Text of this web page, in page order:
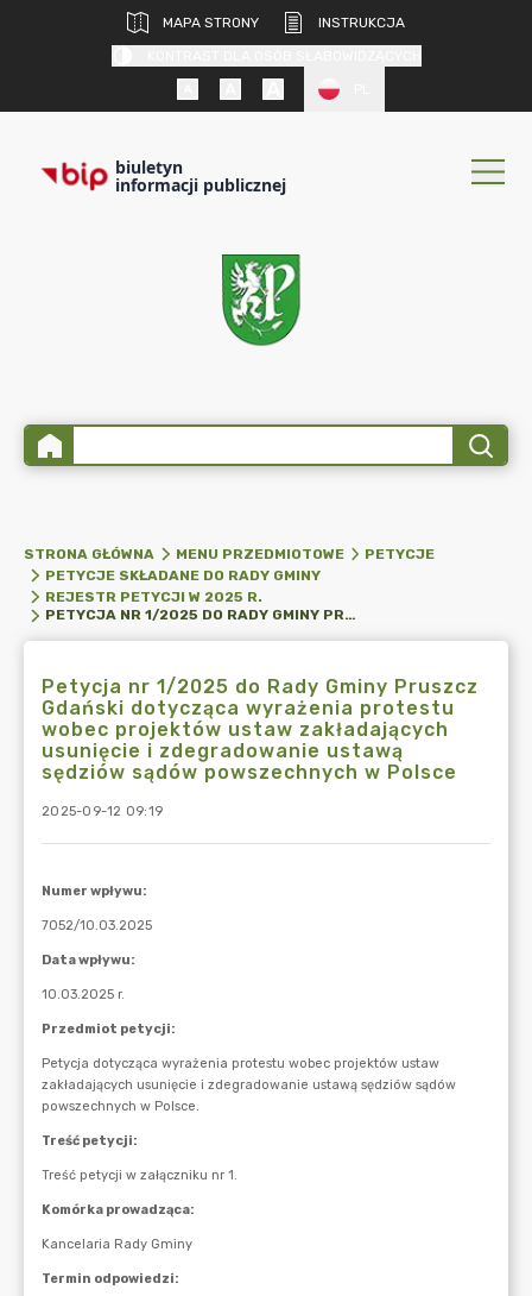
MAPA STRONY
INSTRUKCJA
biuletyn
informacji publicznej
STRONA GŁÓWNA MENU PRZEDMIOTOWE
PETYCJE
PETYCJE SKŁADANE DO RADY GMINY
REJESTR PETYCJI W 2025 R.
PETYCJA NR 1/2025 DO RADY GMINY PRUSZCZ GDAŃSKI DOTYCZĄCA WYRAŻENIA PROTESTU WOBEC PROJEKTÓW USTAW ZAKŁADAJĄCYCH USUNIĘCIE I ZDEGRADOWANIE USTAWĄ SĘDZIÓW SĄDÓW POWSZECHNYCH W POLSCE
Petycja nr 1/2025 do Rady Gminy Pruszcz
Gdański dotycząca wyrażenia protestu
wobec projektów ustaw zakładających
usunięcie i zdegradowanie ustawą
sędziów sądów powszechnych w Polsce
2025-09-12 09:19